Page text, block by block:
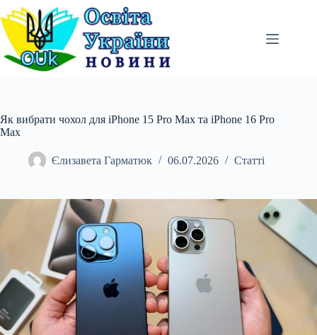
Перейти
до
вмісту
Як вибрати чохол для iPhone 15 Pro Max та iPhone 16 Pro
Max
Єлизавета Гарматюк 06.07.2026 Статті